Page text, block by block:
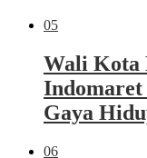
05
Wali Kota
Indomaret
Gaya
06